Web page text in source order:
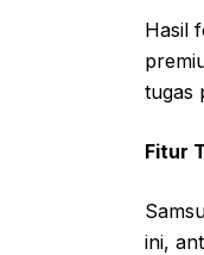
Hasil
tugas
Fitur
ini,